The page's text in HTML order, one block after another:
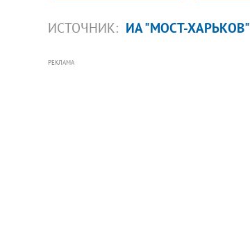
ИСТОЧНИК: ИА "МОСТ-ХАРЬКОВ"
РЕКЛАМА